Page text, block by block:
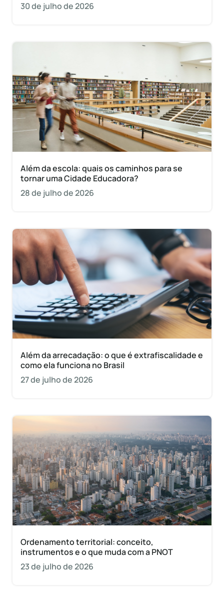
30 de julho de 2026
Além da escola: quais os caminhos para se
tornar uma Cidade Educadora?
28 de julho de 2026
Além da arrecadação: o que é extrafiscalidade e
como ela funciona no Brasil
27 de julho de 2026
Ordenamento territorial: conceito,
instrumentos e o que muda com a PNOT
23 de julho de 2026